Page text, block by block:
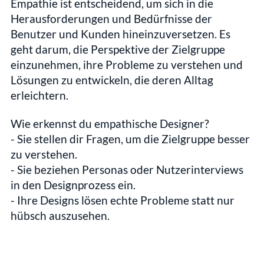
Empathie ist entscheidend, um sich in die
Herausforderungen und Bedürfnisse der
Benutzer und Kunden hineinzuversetzen. Es
geht darum, die Perspektive der Zielgruppe
einzunehmen, ihre Probleme zu verstehen und
Lösungen zu entwickeln, die deren Alltag
erleichtern.
Wie erkennst du empathische Designer?
- Sie stellen dir Fragen, um die Zielgruppe besser
zu verstehen.
- Sie beziehen Personas oder Nutzerinterviews
in den Designprozess ein.
- Ihre Designs lösen echte Probleme statt nur
hübsch auszusehen.